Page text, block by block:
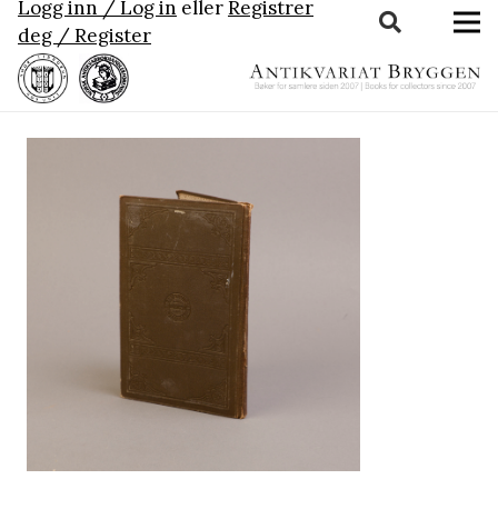
Logg inn / Log in ellerRegistrer
deg / Register